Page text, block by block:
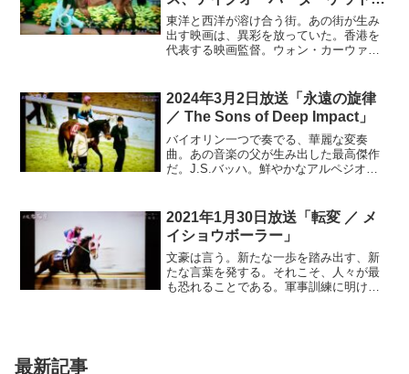
生涯だった…
ウルトラファンタジー」
東洋と西洋が溶け合う街。あの街が生み
出す映画は、異彩を放っていた。香港を
代表する映画監督。ウォン・カーウァ
に、彼の想像力は、世界に影響を与え
た。香港よ、いつまでも鮮やかであれ…
2024年3月2日放送「永遠の旋律
／ The Sons of Deep Impact」
バイオリン一つで奏でる、華麗な変奏
曲。あの音楽の父が生み出した最高傑作
だ。J.S.バッハ。鮮やかなアルペジオ
後の巨匠たちが、どうしても越えられな
い傑作を、数多く残した巨大な存在は、
永遠なのか？
2021年1月30日放送「転変 ／ メ
イショウボーラー」
文豪は言う。新たな一歩を踏み出す、新
たな言葉を発する。それこそ、人々が最
も恐れることである。軍事訓練に明け暮
最新記事